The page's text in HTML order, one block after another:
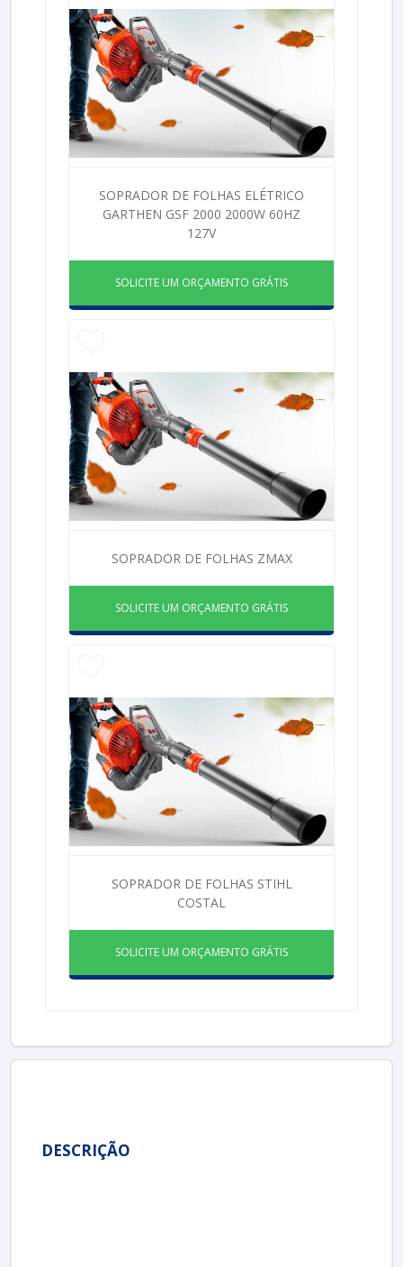
SOPRADOR DE FOLHAS ELÉTRICO
GARTHEN GSF 2000 2000W 60HZ
127V
SOLICITE UM ORÇAMENTO GRÁTIS
SOPRADOR DE FOLHAS ZMAX
SOLICITE UM ORÇAMENTO GRÁTIS
SOPRADOR DE FOLHAS STIHL
COSTAL
SOLICITE UM ORÇAMENTO GRÁTIS
DESCRIÇÃO